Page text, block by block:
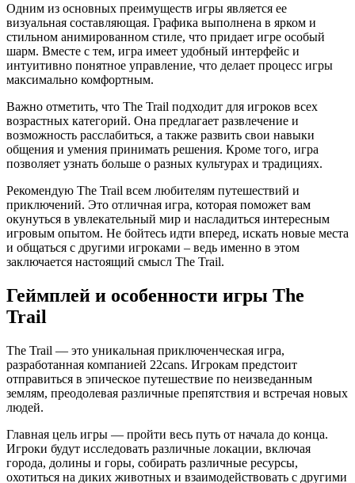
Одним из основных преимуществ игры является ее
визуальная составляющая. Графика выполнена в ярком и
стильном анимированном стиле, что придает игре особый
шарм. Вместе с тем, игра имеет удобный интерфейс и
интуитивно понятное управление, что делает процесс игры
максимально комфортным.
Важно отметить, что The Trail подходит для игроков всех
возрастных категорий. Она предлагает развлечение и
возможность расслабиться, а также развить свои навыки
общения и умения принимать решения. Кроме того, игра
позволяет узнать больше о разных культурах и традициях.
Рекомендую The Trail всем любителям путешествий и
приключений. Это отличная игра, которая поможет вам
окунуться в увлекательный мир и насладиться интересным
игровым опытом. Не бойтесь идти вперед, искать новые места
и общаться с другими игроками – ведь именно в этом
заключается настоящий смысл The Trail.
Геймплей и особенности игры The
Trail
The Trail — это уникальная приключенческая игра,
разработанная компанией 22cans. Игрокам предстоит
отправиться в эпическое путешествие по неизведанным
землям, преодолевая различные препятствия и встречая новых
людей.
Главная цель игры — пройти весь путь от начала до конца.
Игроки будут исследовать различные локации, включая
города, долины и горы, собирать различные ресурсы,
охотиться на диких животных и взаимодействовать с другими